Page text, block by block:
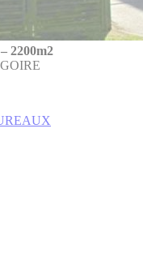
2200m2